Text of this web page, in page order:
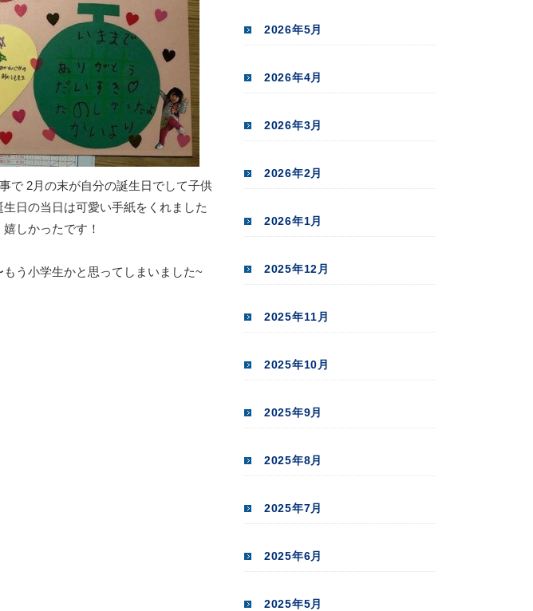
で 2月の末が自分の誕生日でして子供
日の当日は可愛い手紙をくれました
しかったです！
う小学生かと思ってしまいました~
2026年5月
2026年4月
2026年3月
2026年2月
2026年1月
2025年12月
2025年11月
2025年10月
2025年9月
2025年8月
2025年7月
2025年6月
2025年5月